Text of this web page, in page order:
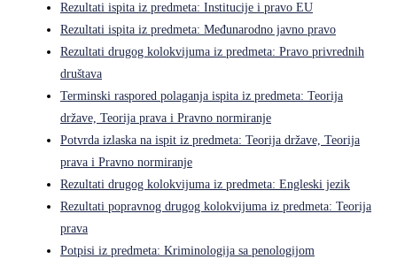
Rezultati ispita iz predmeta: Institucije i pravo EU
Rezultati ispita iz predmeta: Međunarodno javno pravo
Rezultati drugog kolokvijuma iz predmeta: Pravo privrednih
društava
Terminski raspored polaganja ispita iz predmeta: Teorija
države, Teorija prava i Pravno normiranje
Potvrda izlaska na ispit iz predmeta: Teorija države, Teorija
prava i Pravno normiranje
Rezultati drugog kolokvijuma iz predmeta: Engleski jezik
Rezultati popravnog drugog kolokvijuma iz predmeta: Teorija
prava
Potpisi iz predmeta: Kriminologija sa penologijom